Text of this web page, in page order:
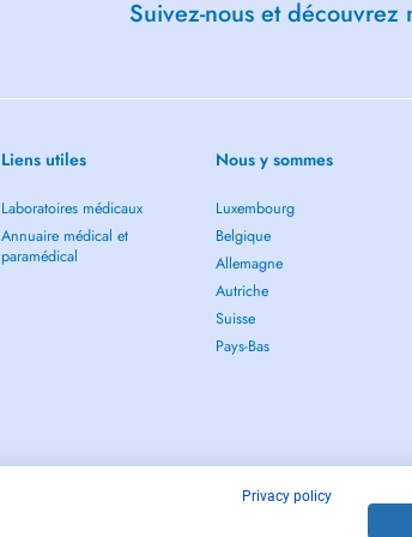
Suivez-nous et découvrez
Liens utiles
Laboratoires médicaux
Annuaire médical et
paramédical
Nous y sommes
Luxembourg
Belgique
Allemagne
Autriche
Suisse
Pays-Bas
Privacy policy